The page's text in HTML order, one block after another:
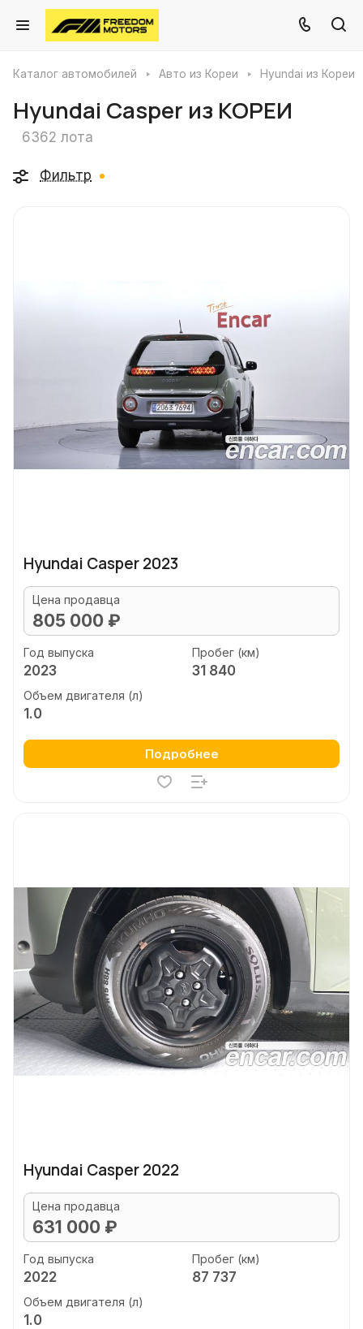
Каталог автомобилей Авто из Кореи Hyundai из Кореи
Hyundai Casper из КОРЕИ
6362 лота
Фильтр
Hyundai Casper 2023
Цена продавца
805 000 ₽
Год выпуска
2023
Пробег (км)
31 840
Объем двигателя (л)
1.0
Подробнее
Hyundai Casper 2022
Цена продавца
631 000 ₽
Год выпуска
2022
Пробег (км)
87 737
Объем двигателя (л)
1.0